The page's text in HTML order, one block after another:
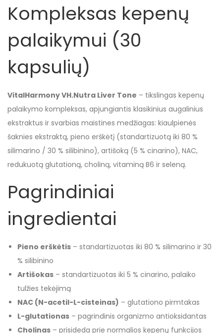
Kompleksas kepenų
palaikymui (30
kapsulių)
VitalHarmony VH.Nutra Liver Tone – tikslingas kepenų
palaikymo kompleksas, apjungiantis klasikinius augalinius
ekstraktus ir svarbias maistines medžiagas: kiaulpienės
šaknies ekstraktą, pieno erškėtį (standartizuotą iki 80 %
silimarino / 30 % silibinino), artišoką (5 % cinarino), NAC,
redukuotą glutationą, choliną, vitaminą B6 ir seleną.
Pagrindiniai
ingredientai
Pieno erškėtis – standartizuotas iki 80 % silimarino ir 30
% silibinino
Artišokas – standartizuotas iki 5 % cinarino, palaiko
tulžies tekėjimą
NAC (N-acetil-L-cisteinas) – glutationo pirmtakas
L-glutationas – pagrindinis organizmo antioksidantas
Cholinas – prisideda prie normalios kepenų funkcijos